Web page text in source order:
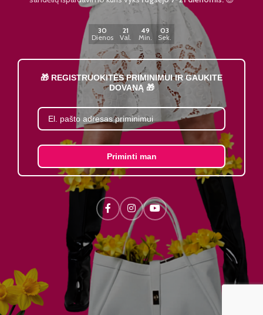
30
Dienos
21
Val.
49
Min.
03
Sek.
🎁 REGISTRUOKITĖS PRIMINIMUI IR GAUKITE
DOVANĄ 🎁
Priminti man